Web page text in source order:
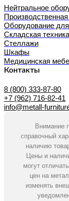
Нейтральное
Оборудование
Складская техника
Стеллажи
Шкафы
Медицинская
Контакты
8 (800) 333-87-80
+7 (962) 716-82-41
info@metall-
Внимание
справочный
наличию
Цены и
могут
цен на
изменять